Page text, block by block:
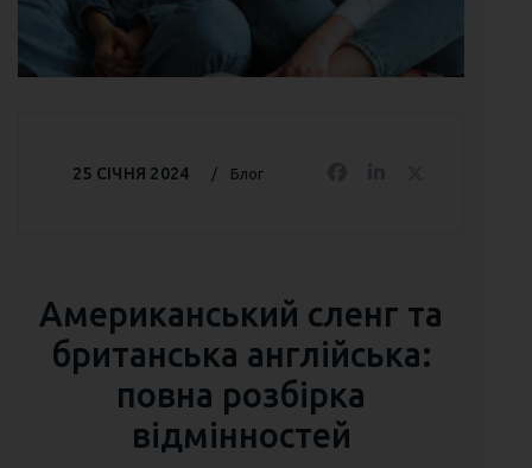
Блог
25 СІЧНЯ 2024
Американський сленг та
британська англійська:
повна розбірка
відмінностей